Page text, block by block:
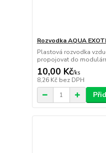
Rozvodka AQUA
Plastová rozvodka
propojovat do
10,00 Kč/ks
8,26 Kč bez DPH